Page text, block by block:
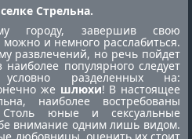
Стрельна.
городу, завершив свою
и немного расслабиться.
развлечений, но речь пойдет
популярного следует
условно разделенных на:
же шлюхи! В настоящее
наиболее востребованы
юные и сексуальные
внимание одним лишь видом.